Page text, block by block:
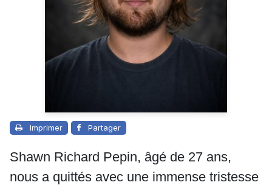
Imprimer Partager
Shawn Richard Pepin, âgé de 27 ans,
nous a quittés avec une immense tristesse